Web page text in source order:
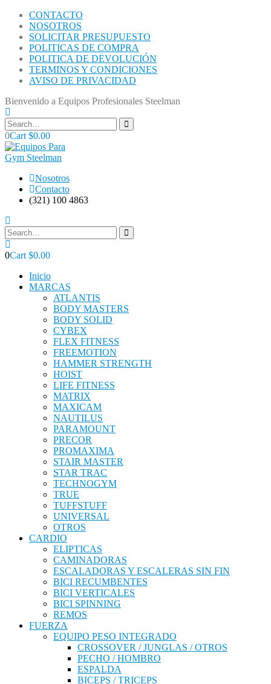
CONTACTO
NOSOTROS
SOLICITAR PRESUPUESTO
POLITICAS DE COMPRA
POLITICA DE DEVOLUCIÓN
TERMINOS Y CONDICIONES
AVISO DE PRIVACIDAD
Bienvenido a Equipos Profesionales Steelman
0Cart $0.00
Nosotros
Contacto
(321) 100 4863
0Cart $0.00
Inicio
MARCAS
ATLANTIS
BODY MASTERS
BODY SOLID
CYBEX
FLEX FITNESS
FREEMOTION
HAMMER STRENGTH
HOIST
LIFE FITNESS
MATRIX
MAXICAM
NAUTILUS
PARAMOUNT
PRECOR
PROMAXIMA
STAIR MASTER
STAR TRAC
TECHNOGYM
TRUE
TUFFSTUFF
UNIVERSAL
OTROS
CARDIO
ELIPTICAS
CAMINADORAS
ESCALADORAS Y ESCALERAS SIN FIN
BICI RECUMBENTES
BICI VERTICALES
BICI SPINNING
REMOS
FUERZA
EQUIPO PESO INTEGRADO
CROSSOVER / JUNGLAS / OTROS
PECHO / HOMBRO
ESPALDA
BICEPS / TRICEPS